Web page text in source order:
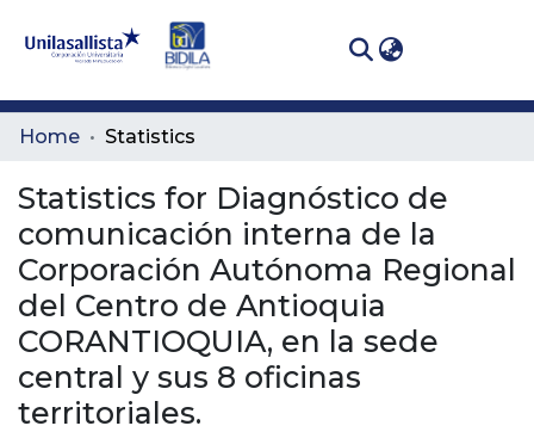
Communities
All of DSpace
Home Statistics
Statistics for Diagnóstico de
comunicación interna de la
Corporación Autónoma Regional
del Centro de Antioquia
CORANTIOQUIA, en la sede
central y sus 8 oficinas
territoriales.